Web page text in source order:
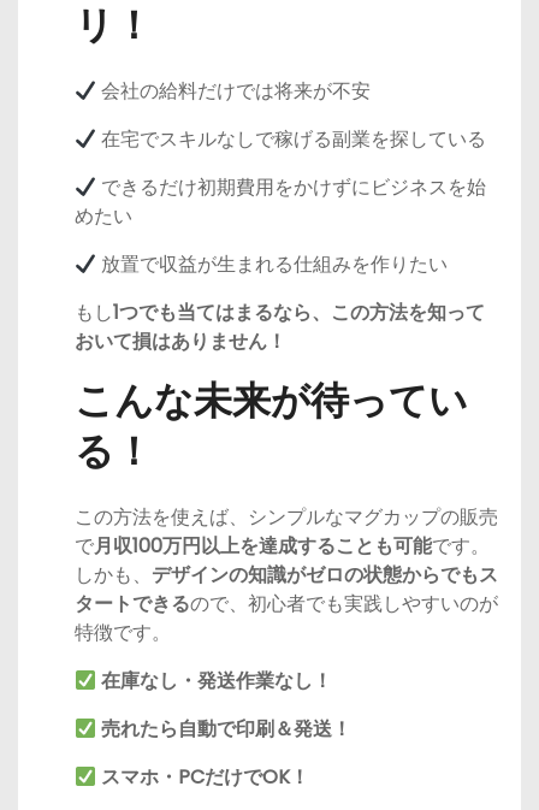
リ！
会社の給料だけでは将来が不安
在宅でスキルなしで稼げる副業を探している
できるだけ初期費用をかけずにビジネスを始
めたい
放置で収益が生まれる仕組みを作りたい
もし1つでも当てはまるなら、この方法を知って
おいて損はありません！
こんな未来が待ってい
る！
この方法を使えば、シンプルなマグカップの販売
で月収100万円以上を達成することも可能です。
しかも、 デザインの知識がゼロの状態からでもス
タートできるので、初心者でも実践しやすいのが
特徴です。
在庫なし・発送作業なし！
売れたら自動で印刷＆発送！
スマホ・PCだけでOK！